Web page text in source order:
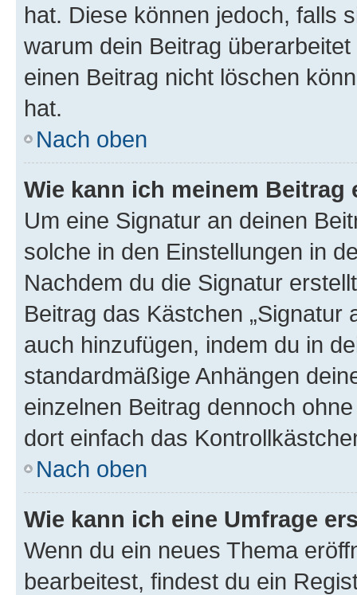
hat. Diese können jedoch, falls
warum dein Beitrag
einen Beitrag nicht löschen
hat.
Nach oben
Wie kann ich meinem
Um eine Signatur an deinen
solche in den Einstellungen in
Nachdem du die Signatur
Beitrag das Kästchen „Signatur
auch hinzufügen, indem du in
standardmäßige Anhängen
einzelnen Beitrag dennoch
dort einfach das
Nach oben
Wie kann ich eine Umfrage
Wenn du ein neues Thema
bearbeitest, findest du ein